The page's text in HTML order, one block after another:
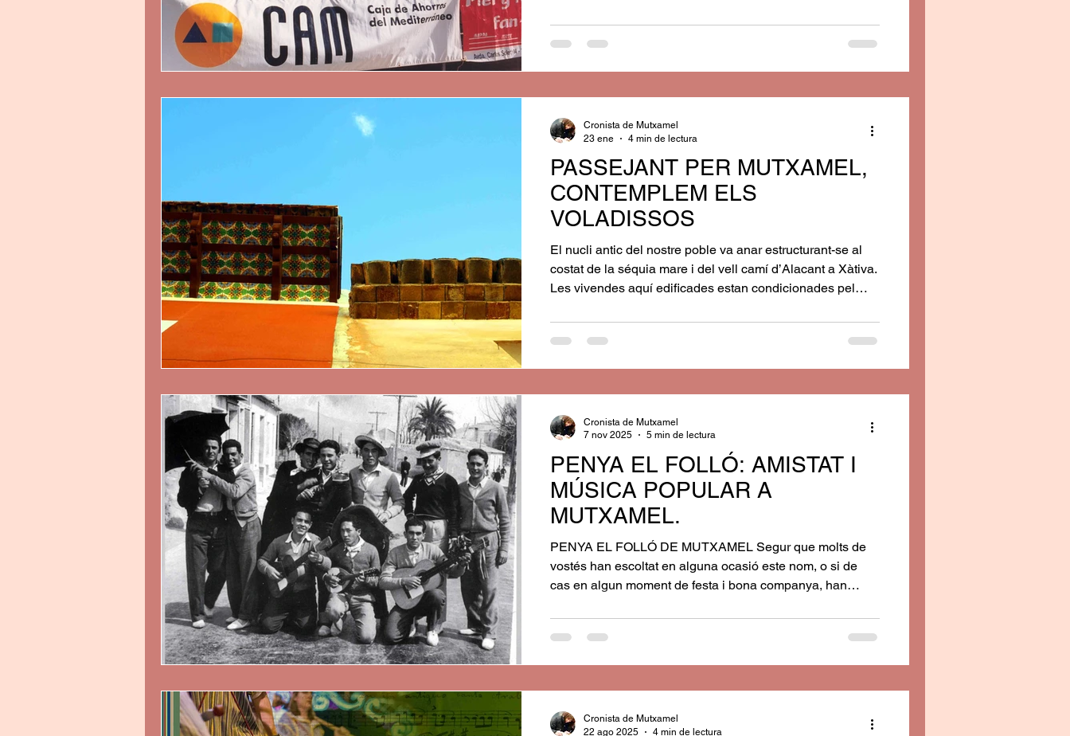
primera volta trobem un fullet editat per la Comissió de
Festes, on s’indica que el dia del miracle de la Llàgrima hi
PASSEJANT PER MUTXAMEL,
CONTEMPLEM ELS
VOLADISSOS
El nucli antic del nostre poble va anar estructurant-se al
costat de la séquia mare i del vell camí d’Alacant a Xàtiva.
Les vivendes aquí edificades estan condicionades pel
La seua estructura responia a les necessitats d’una
societat eminentment rural. Les cases estaven
Cronista de Mutxamel
23 ene
4 min de lectura
PENYA EL FOLLÓ: AMISTAT I
MÚSICA POPULAR A
MUTXAMEL.
PENYA EL FOLLÓ DE MUTXAMEL Segur que molts de
vostés han escoltat en alguna ocasió este nom, o si de
cas en algun moment de festa i bona companya, han
divertició, tres xiques guapes i el conyac Fundaor… La
Penya el Folló, tal com deia la seua cançó eren un grup
Cronista de Mutxamel
7 nov 2025
5 min de lectura
Cronista de Mutxamel
22 ago 2025
4 min de lectura